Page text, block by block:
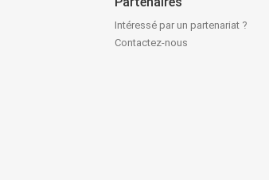
Intéressé par un partenariat ?
Contactez-nous